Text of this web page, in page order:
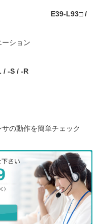
金具 E39-L93□ /
ション
/ -S / -R
の動作を簡単チェック